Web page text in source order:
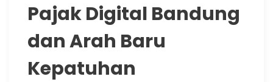
Pajak Digital Bandung
dan Arah Baru
Kepatuhan